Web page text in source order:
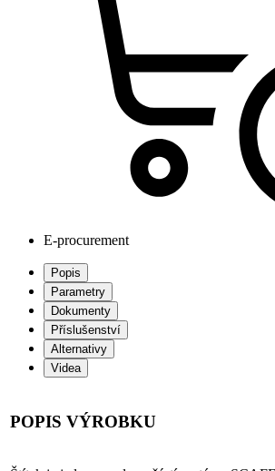
E-procurement
Popis
Parametry
Dokumenty
Příslušenství
Alternativy
Videa
POPIS VÝROBKU